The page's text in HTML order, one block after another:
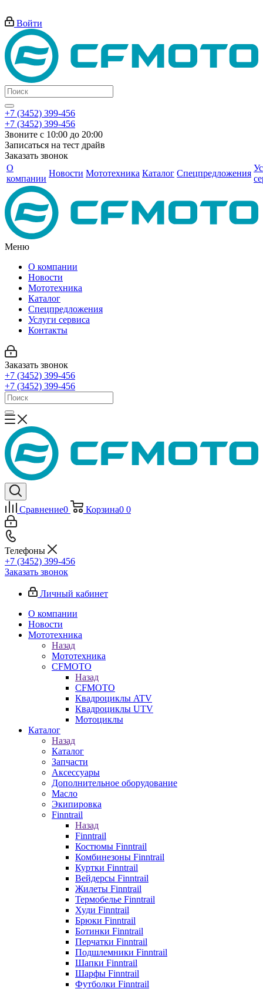
Войти
+7 (3452) 399-456
+7 (3452) 399-456
Звоните с 10:00 до 20:00
Записаться на тест драйв
Заказать звонок
О
компании
Новости Мототехника Каталог Спецпредложения
Меню
О компании
Новости
Мототехника
Каталог
Спецпредложения
Услуги сервиса
Контакты
Заказать звонок
+7 (3452) 399-456
+7 (3452) 399-456
Сравнение0 Корзина0 0
Телефоны
+7 (3452) 399-456
Заказать звонок
Личный кабинет
О компании
Новости
Мототехника
Назад
Мототехника
CFMOTO
Назад
CFMOTO
Квадроциклы ATV
Квадроциклы UTV
Мотоциклы
Каталог
Назад
Каталог
Запчасти
Аксессуары
Дополнительное оборудование
Масло
Экипировка
Finntrail
Назад
Finntrail
Костюмы Finntrail
Комбинезоны Finntrail
Куртки Finntrail
Вейдерсы Finntrail
Жилеты Finntrail
Термобелье Finntrail
Худи Finntrail
Брюки Finntrail
Ботинки Finntrail
Перчатки Finntrail
Подшлемники Finntrail
Шапки Finntrail
Шарфы Finntrail
Футболки Finntrail